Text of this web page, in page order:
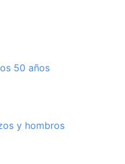
50 años
y hombros